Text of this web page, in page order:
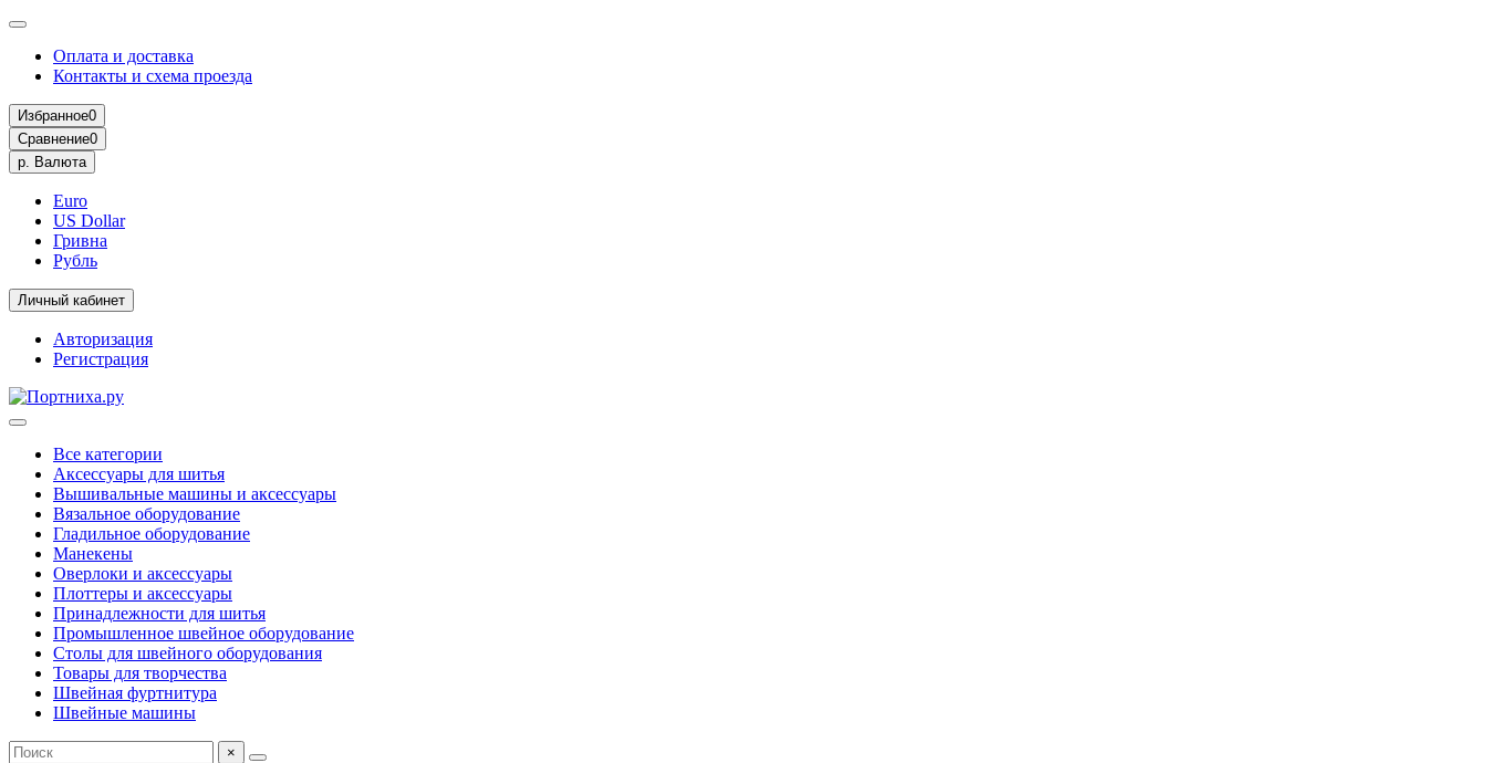
Оплата и доставка
Контакты и схема проезда
Избранное0
Сравнение0
р. Валюта
Euro
US Dollar
Гривна
Рубль
Личный кабинет
Авторизация
Регистрация
Все категории
Аксессуары для шитья
Вышивальные машины и аксессуары
Вязальное оборудование
Гладильное оборудование
Манекены
Оверлоки и аксессуары
Плоттеры и аксессуары
Принадлежности для шитья
Промышленное швейное оборудование
Столы для швейного оборудования
Товары для творчества
Швейная фуртнитура
Швейные машины
×